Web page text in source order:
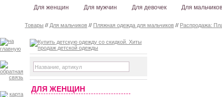
Для женщин Для мужчин Для девочек Для мальчиков
Товары // Для мальчиков // Пляжная одежда для мальчиков // Распродажа:
ДЛЯ ЖЕНЩИН